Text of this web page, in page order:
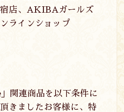
店、AKIBAガールズ
ラインショップ
関連商品を以下条件に
きましたお客様に、特